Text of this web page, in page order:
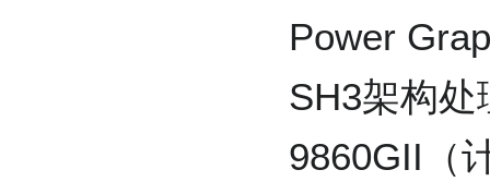
Power
SH3架构
9860GII（